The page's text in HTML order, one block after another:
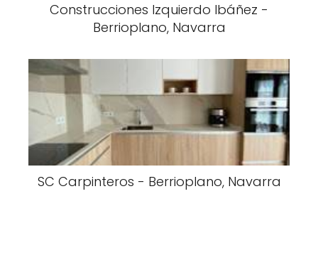
Construcciones Izquierdo Ibáñez -
Berrioplano, Navarra
SC Carpinteros - Berrioplano, Navarra